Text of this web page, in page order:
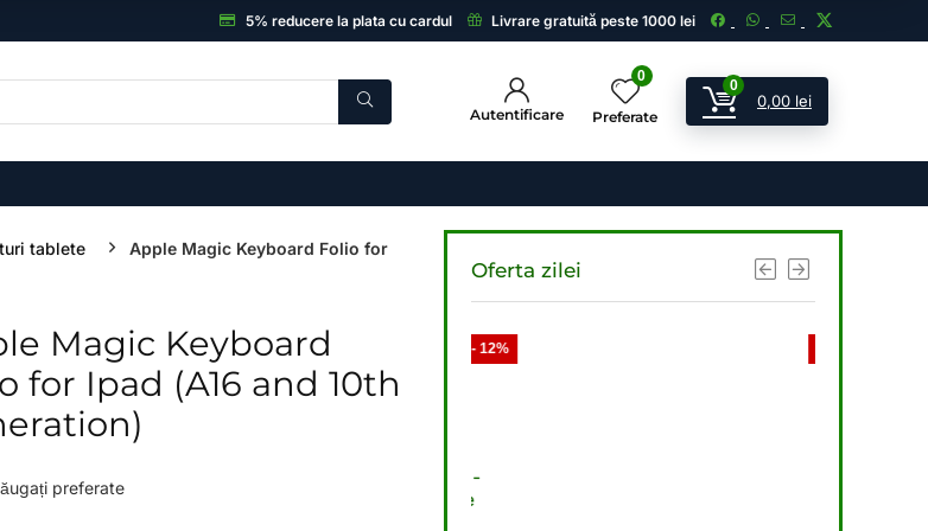
5% reducere la plata cu cardul Livrare gratuită peste 1000 lei
Autentificare
0
Preferate
0
0,00 lei
tablete
Apple Magic Keyboard Folio for
Magic Keyboard
for Ipad (A16 and 10th
preferate
Oferta zilei
- 49%